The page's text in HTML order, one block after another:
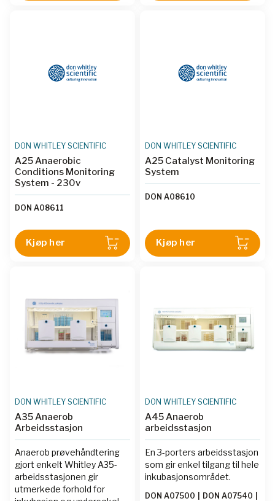
den beholder et stort
arbeidsområde. Den vil
motsetning til anaerobe
kolber, kan du sjekke
DON WHITLEY SCIENTIFIC
A25 Anaerobic
Conditions Monitoring
System - 230v
DON A08611
Kjøp her
DON WHITLEY SCIENTIFIC
A25 Catalyst Monitoring
System
DON A08610
Kjøp her
DON WHITLEY SCIENTIFIC
A35 Anaerob
Arbeidsstasjon
Anaerob prøvehåndtering
gjort enkelt Whitley A35-
arbeidsstasjonen gir
utmerkede forhold for
DON WHITLEY SCIENTIFIC
A45 Anaerob
arbeidsstasjon
En 3-porters arbeidsstasjon
som gir enkel tilgang til hele
inkubasjonsområdet.
DON A07500 DON A07540